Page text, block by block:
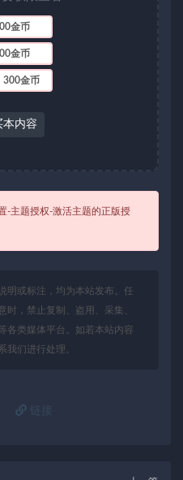
金币
金币
300金币
本内容
-主题授权-激活主题的正版授
明或标注，均为本站发布。任
时，禁止复制、盗用、采集、
各类媒体平台。如若本站内容
我们进行处理。
链接